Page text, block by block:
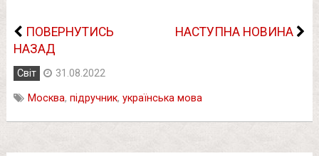
ПОВЕРНУТИСЬ
НАЗАД
НАСТУПНА НОВИНА
Світ 31.08.2022
Москва, підручник, українська мова